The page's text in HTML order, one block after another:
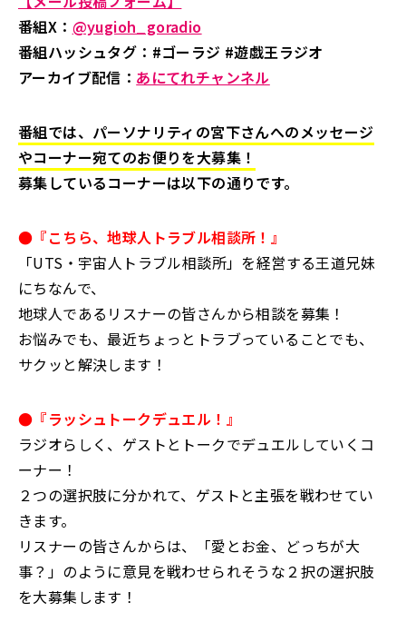
番組X： @yugioh_goradio
番組ハッシュタグ：#ゴーラジ #遊戯王ラジオ
アーカイブ配信： あにてれチャンネル
番組では、パーソナリティの宮下さんへのメッセージ
やコーナー宛てのお便りを大募集！
募集しているコーナーは以下の通りです。
●『こちら、地球人トラブル相談所！』
「UTS・宇宙人トラブル相談所」を経営する王道兄妹
にちなんで、
地球人であるリスナーの皆さんから相談を募集！
お悩みでも、最近ちょっとトラブっていることでも、
サクッと解決します！
●『ラッシュトークデュエル！』
ラジオらしく、ゲストとトークでデュエルしていくコ
ーナー！
２つの選択肢に分かれて、ゲストと主張を戦わせてい
きます。
リスナーの皆さんからは、「愛とお金、どっちが大
事？」のように意見を戦わせられそうな２択の選択肢
を大募集します！